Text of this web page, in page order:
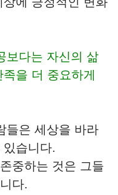
보다는 자신의 삶
을 더 중요하게
들은 세상을 바라
습니다.
중하는 것은 그들
다.